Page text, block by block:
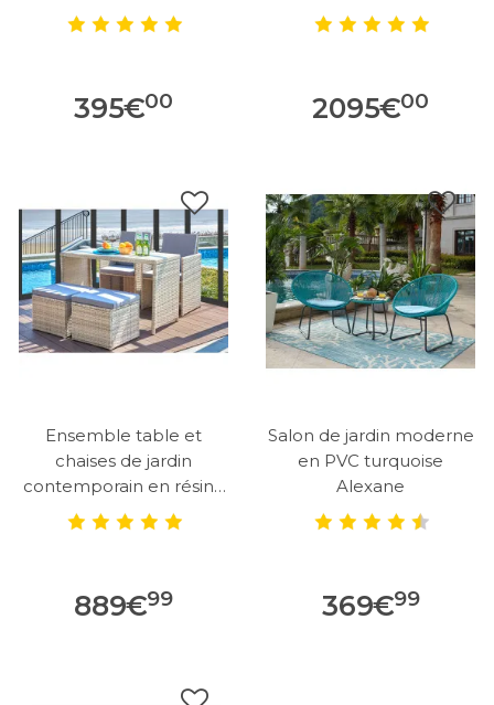
395€00 2095€00
Ensemble table et
chaises de jardin
contemporain en résine
tressée Tasmanie
889€99
Salon de jardin moderne
en PVC turquoise
Alexane
369€99